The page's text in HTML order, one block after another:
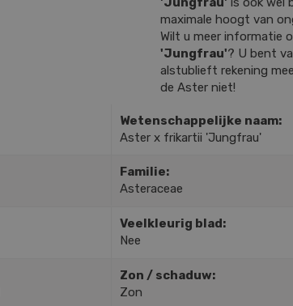
maximale hoogt van
Wilt u meer informatie
'Jungfrau'? U bent
alstublieft rekening
de Aster niet!
Wetenschappelijke naam:
Aster x frikartii 'Jungfrau'
Familie:
Asteraceae
Veelkleurig blad:
Nee
Zon / schaduw:
Zon